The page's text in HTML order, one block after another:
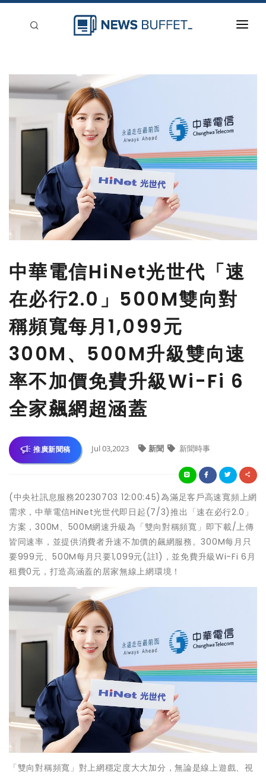
刊登
中華電信HiNet光世代「速
在必行2.0」500M雙向對
稱頻寬每月1,099元
300M、500M升級雙向速
率不加價免費升級Wi-Fi 6
全家飆網超涵蓋
推廣新聞稿 Jul 03,2023 新聞 新聞時事
(中央社訊息服務20230703 12:00:45)為滿足客戶高速寬頻上網
需求，中華電信HiNet光世代即日起(7/3)推出「速在必行2.0」
方案，300M、500M網速升級為「雙向對稱頻寬」即下載/上傳
皆同速率，並提供消費者升速不加價的飆網服務。300M每月只
要999元、500M每月只要1,099元(註1)，並免費升級Wi-Fi 6月
租費0元，打造高涵蓋的居家無線上網環境！
「雙向對稱頻寬」對上網穩定度大大加分，無論是線上遊戲、視